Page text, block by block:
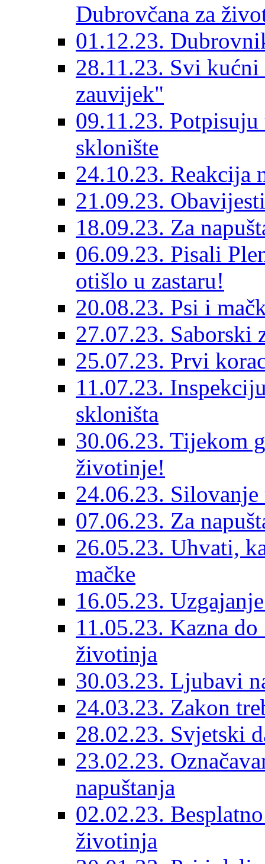
Dubrovčana za
01.12.23.
28.11.23. Svi
zauvijek"
09.11.23. Potpisuju
sklonište
24.10.23. Reakcija
21.09.23.
18.09.23. Za
06.09.23. Pisali
otišlo u zastaru!
20.08.23. Psi i
27.07.23. Saborski
25.07.23. Prvi
11.07.23.
skloništa
30.06.23. Tijekom
životinje!
24.06.23.
07.06.23. Za
26.05.23. Uhvati,
mačke
16.05.23.
11.05.23. Kazna
životinja
30.03.23. Ljubavi
24.03.23. Zakon
28.02.23. Svjetski
23.02.23.
napuštanja
02.02.23.
životinja